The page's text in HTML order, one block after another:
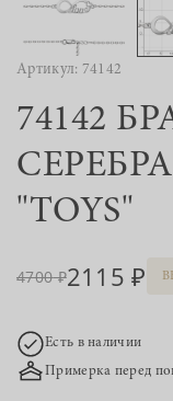
Артикул: 74142
74142
"TOYS"
4700 2115
Есть в наличии
Примерка перед